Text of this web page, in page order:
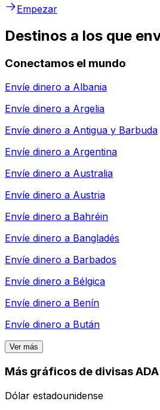
Empezar
Destinos a los que
Conectamos el mundo
Envíe dinero a Albania
Envíe dinero a Argelia
Envíe dinero a Antigua y Barbuda
Envíe dinero a Argentina
Envíe dinero a Australia
Envíe dinero a Austria
Envíe dinero a Bahréin
Envíe dinero a Bangladés
Envíe dinero a Barbados
Envíe dinero a Bélgica
Envíe dinero a Benín
Envíe dinero a Bután
Ver más
Más gráficos de divisas
Dólar estadounidense